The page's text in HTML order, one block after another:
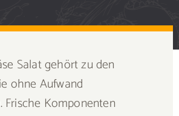
Salat gehört zu den
ohne Aufwand
Frische Komponenten